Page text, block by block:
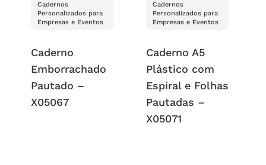
Cadernos
Personalizados para
Empresas e Eventos
Caderno
Emborrachado
Pautado –
X05067
Cadernos
Personalizados para
Empresas e Eventos
Caderno A5
Plástico com
Espiral e Folhas
Pautadas –
X05071